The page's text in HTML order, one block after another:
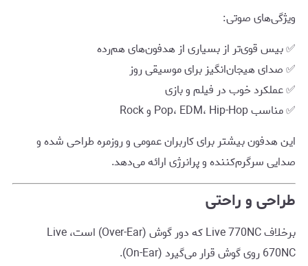
ویژگی‌های صوتی:
✅ بیس قوی‌تر از بسیاری از هدفون‌های هم‌رده
✅ صدای هیجان‌انگیز برای موسیقی روز
✅ عملکرد خوب در فیلم و بازی
✅ مناسب Pop، EDM، Hip-Hop و Rock
این هدفون بیشتر برای کاربران عمومی و روزمره طراحی شده و
صدایی سرگرم‌کننده و پرانرژی ارائه می‌دهد.
طراحی و راحتی
برخلاف Live 770NC که دور گوش (Over-Ear) است، Live
670NC روی گوش قرار می‌گیرد (On-Ear).